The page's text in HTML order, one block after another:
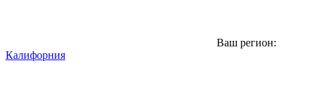
Ваш регион:
Калифорния